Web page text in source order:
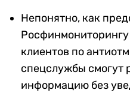
Непонятно, как
клиентов по
спецслужбы смогут
информацию без